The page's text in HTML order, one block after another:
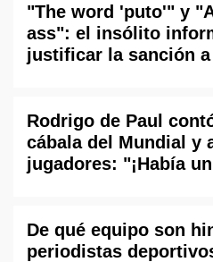
"The word 'puto'" y
ass": el insólito
justificar la sanción
Rodrigo de Paul
cábala del Mundial y
jugadores: "¡Había
De qué equipo son
periodistas